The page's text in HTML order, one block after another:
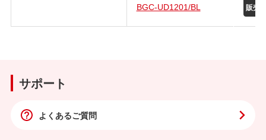
BGC-UD1201/BL
サポート
よくあるご質問